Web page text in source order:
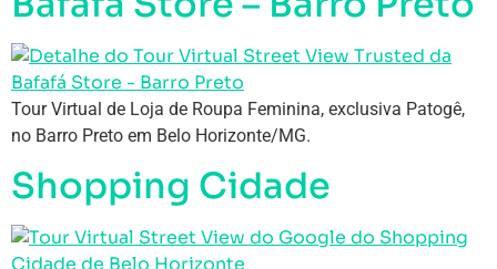
Tour Virtual de Loja de Roupa Feminina, exclusiva Patogê,
no Barro Preto em Belo Horizonte/MG.
Shopping Cidade